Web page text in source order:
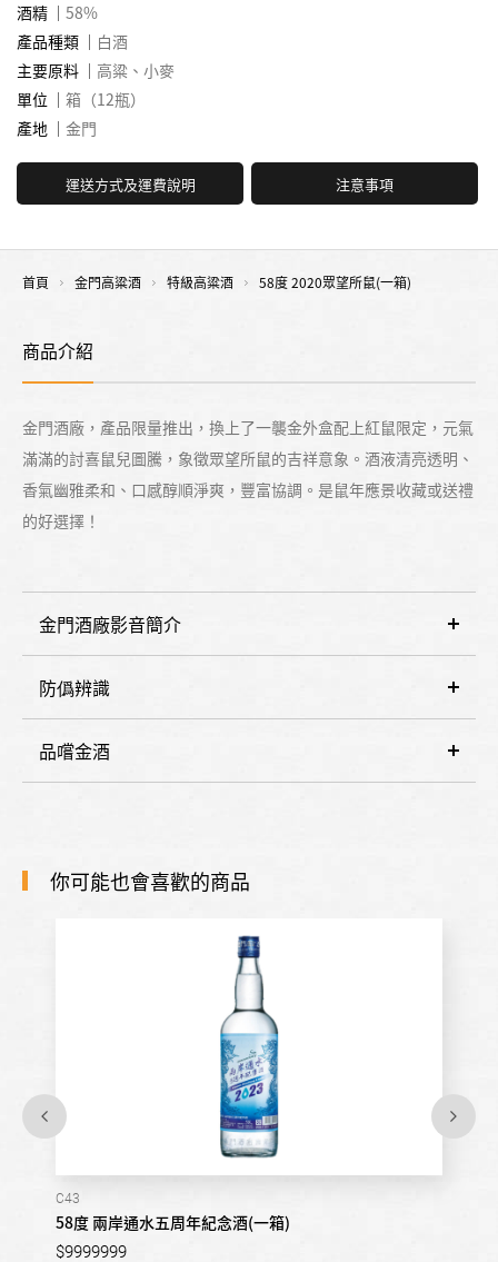
酒精
58%
產品種類
白酒
主要原料
高粱、小麥
單位
箱（12瓶）
產地
金門
運送方式及運費說明 注意事項
首頁 金門高粱酒 特級高粱酒 58度 2020眾望所鼠(一箱)
商品介紹
金門酒廠，產品限量推出，換上了一襲金外盒配上紅鼠限定，元氣
滿滿的討喜鼠兒圖騰，象徵眾望所鼠的吉祥意象。酒液清亮透明、
香氣幽雅柔和、口感醇順淨爽，豐富協調。是鼠年應景收藏或送禮
的好選擇！
金門酒廠影音簡介
防僞辨識
品嚐金酒
你可能也會喜歡的商品
C43
58度 兩岸通水五周年紀念酒(一箱)
$9999999